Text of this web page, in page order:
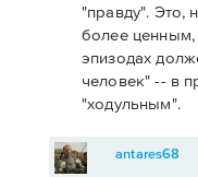
"правду". Это,
более ценным,
эпизодах
человек" -- в
"ходульным".
antares68